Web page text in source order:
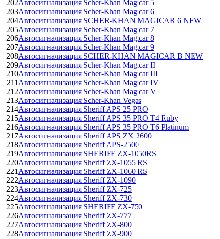
202Автосигнализация Scher-Khan Magicar 5
203Автосигнализация Scher-Khan Magicar 6
204Автосигнализация SCHER-KHAN MAGICAR 6 NEW
205Автосигнализация Scher-Khan Magicar 7
206Автосигнализация Scher-Khan Magicar 8
207Автосигнализация Scher-Khan Magicar 9
208Автосигнализация SCHER-KHAN MAGICAR B NEW
209Автосигнализация Scher-Khan Magicar II
210Автосигнализация Scher-Khan Magicar III
211 Автосигнализация Scher-Khan Magicar IV
212Автосигнализация Scher-Khan Magicar V
213Автосигнализация Scher-Khan Vegas
214Автосигнализация Sheriff APS 25 PRO
215Автосигнализация Sheriff APS 35 PRO T4 Ruby
216Автосигнализация Sheriff APS 35 PRO T6 Platinum
217Автосигнализация Sheriff APS ZX-2600
218Автосигнализация Sheriff APS-2500
219Автосигнализация SHERIFF ZX-1050RS
220Автосигнализация Sheriff ZX-1055 RS
221 Автосигнализация Sheriff ZX-1060 RS
222Автосигнализация Sheriff ZX-1090
223Автосигнализация Sheriff ZX-725
224Автосигнализация Sheriff ZX-730
225Автосигнализация SHERIFF ZX-750
226Автосигнализация Sheriff ZX-777
227Автосигнализация Sheriff ZX-800
228Автосигнализация Sheriff ZX-900